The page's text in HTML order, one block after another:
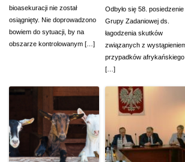
bioasekuracji nie został
osiągnięty. Nie doprowadzono
bowiem do sytuacji, by na
obszarze kontrolowanym […]
Odbyło się 58. posiedzenie
Grupy Zadaniowej ds.
łagodzenia skutków
związanych z
przypadków afrykańskiego
[…]